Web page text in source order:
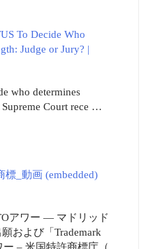
To Decide Who
Judge or Jury? |
who determines
Court rece …
標_動画 (embedded)
アワー ― マドリッド
および「Trademark
ー – 米国特許商標庁（